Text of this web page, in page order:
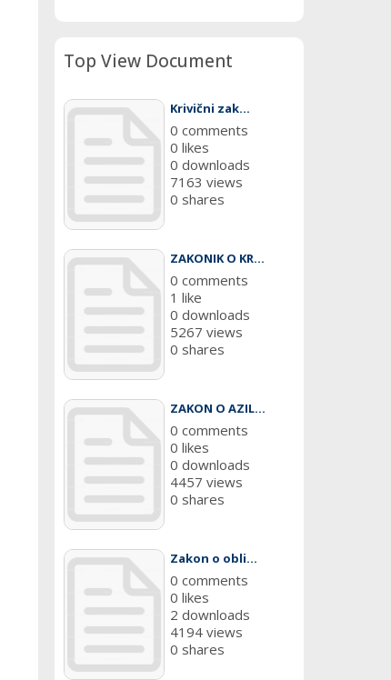
Top View Document
Krivični zak...
0 comments
0 likes
0 downloads
7163 views
0 shares
ZAKONIK O KR...
0 comments
1 like
0 downloads
5267 views
0 shares
ZAKON O AZIL...
0 comments
0 likes
0 downloads
4457 views
0 shares
Zakon o obli...
0 comments
0 likes
2 downloads
4194 views
0 shares